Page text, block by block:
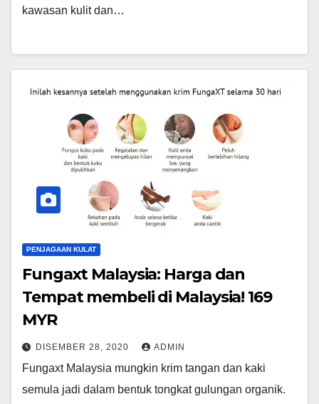
kawasan kulit dan…
PENJAGAAN KULAT
Fungaxt Malaysia: Harga dan
Tempat membeli di Malaysia! 169
MYR
DISEMBER 28, 2020 ADMIN
Fungaxt Malaysia mungkin krim tangan dan kaki
semula jadi dalam bentuk tongkat gulungan organik.